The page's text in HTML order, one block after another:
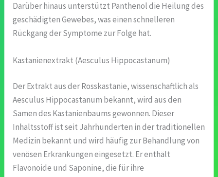
Darüber hinaus unterstützt Panthenol die Heilung des
geschädigten Gewebes, was einen schnelleren
Rückgang der Symptome zur Folge hat.
Kastanienextrakt (Aesculus Hippocastanum)
Der Extrakt aus der Rosskastanie, wissenschaftlich als
Aesculus Hippocastanum bekannt, wird aus den
Samen des Kastanienbaums gewonnen. Dieser
Inhaltsstoff ist seit Jahrhunderten in der traditionellen
Medizin bekannt und wird häufig zur Behandlung von
venösen Erkrankungen eingesetzt. Er enthält
Flavonoide und Saponine, die für ihre